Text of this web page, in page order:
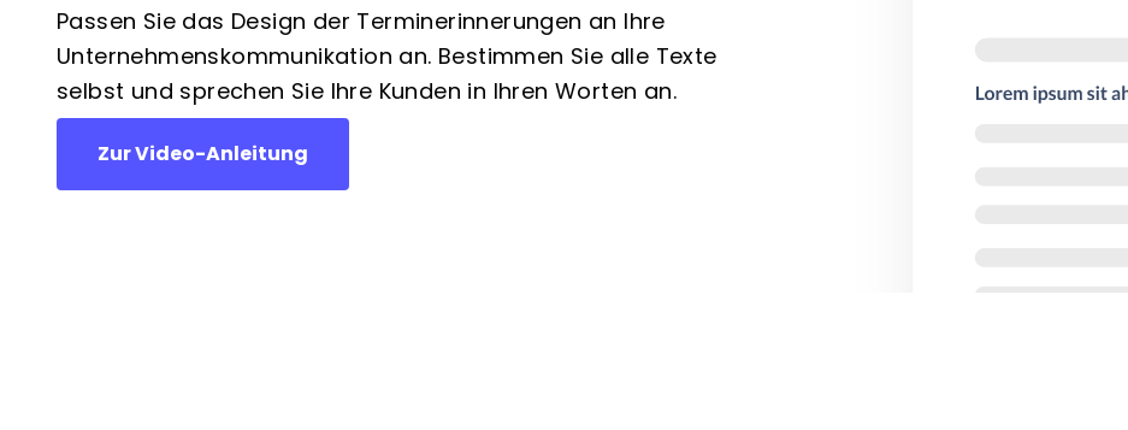
Passen Sie das Design der Terminerinnerungen an Ihre
Unternehmenskommunikation an. Bestimmen Sie alle Texte
selbst und sprechen Sie Ihre Kunden in Ihren Worten an.
Zur Video-Anleitung